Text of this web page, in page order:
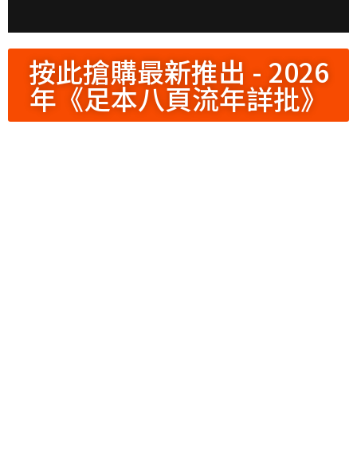
按此搶購最新推出 - 2026
年《足本八頁流年詳批》